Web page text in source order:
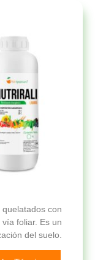
con
foliar. Es un
del suelo.